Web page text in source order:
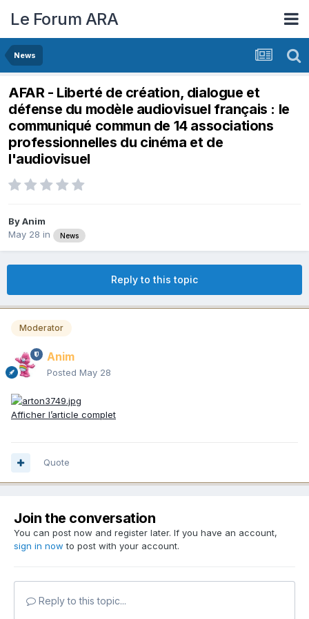
Le Forum ARA
News
AFAR - Liberté de création, dialogue et
défense du modèle audiovisuel français : le
communiqué commun de 14 associations
professionnelles du cinéma et de
l'audiovisuel
ByAnim
May 28 in News
Reply to this topic
Moderator
Anim
Posted May 28
Afficher l’article complet
Quote
Join the conversation
You can post now and register later. If you have an account,
sign in now to post with your account.
Reply to this topic...